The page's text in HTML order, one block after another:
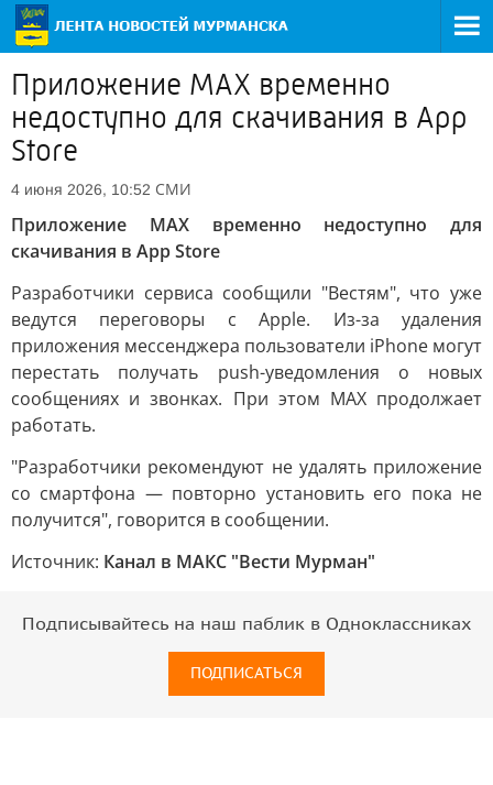
Приложение MAX временно
недоступно для скачивания в App
Store
4 июня 2026, 10:52 СМИ
Приложение MAX временно недоступно для
скачивания в App Store
Разработчики сервиса сообщили "Вестям", что уже
ведутся переговоры с Apple. Из-за удаления
приложения мессенджера пользователи iPhone могут
перестать получать push-уведомления о новых
сообщениях и звонках. При этом MAX продолжает
работать.
"Разработчики рекомендуют не удалять приложение
со смартфона — повторно установить его пока не
получится", говорится в сообщении.
Источник: Канал в МАКС "Вести Мурман"
Подписывайтесь на наш паблик в Одноклассниках
ПОДПИСАТЬСЯ